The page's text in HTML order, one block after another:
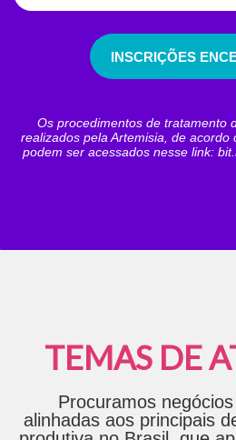
INSCRIÇÕES
Os procedimentos de tratamento
realizados pela Artemisia, de acordo
podem ser acessados nesse link:
TEMAS DE
Procuramos
alinhadas aos principais